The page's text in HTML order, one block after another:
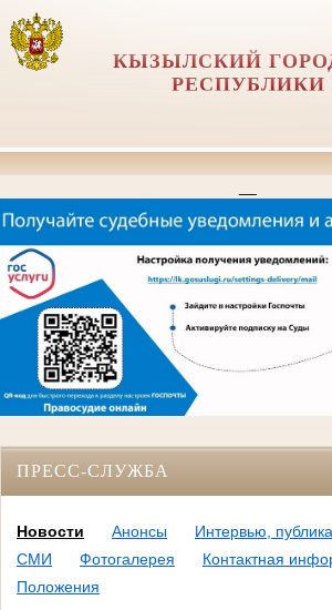
КЫЗЫЛСКИЙ
РЕСПУБЛИКИ
ПРЕСС-СЛУЖБА
Новости Анонсы
Интервью,
СМИ
Фотогалерея
Контактная
Положения